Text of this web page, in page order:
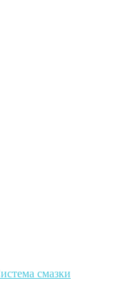
смазки